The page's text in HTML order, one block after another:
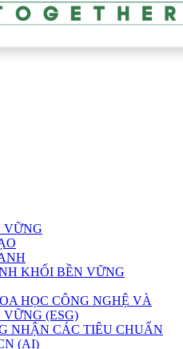
VỮNG
KHỐI BỀN VỮNG
HỌC CÔNG NGHỆ VÀ
(ESG)
NHẬN CÁC TIÊU CHUẨN
(AI)